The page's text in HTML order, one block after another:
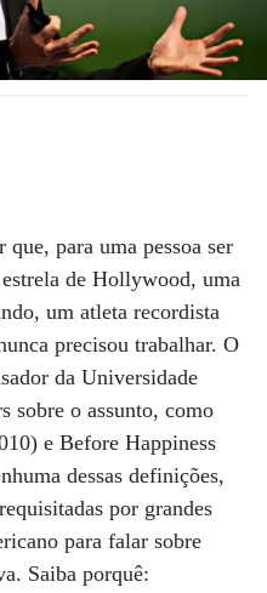
para uma pessoa ser
de Hollywood, uma
um atleta recordista
precisou trabalhar. O
da Universidade
sobre o assunto, como
e Before Happiness
dessas definições,
por grandes
para falar sobre
Saiba porquê: